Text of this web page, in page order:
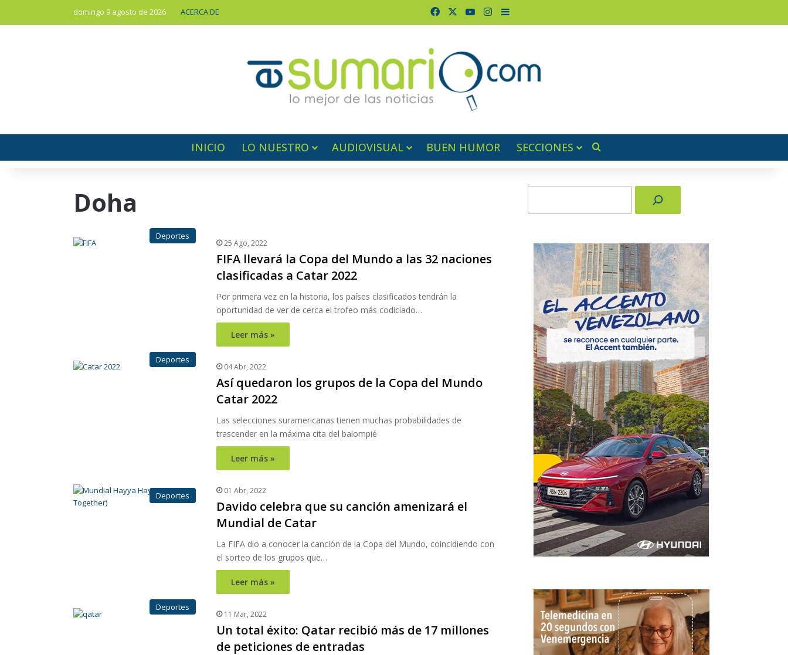
domingo 9 agosto de 2026 ACERCA DE FacebookYouTubeInstagram
Barra lateral
INICIO LO NUESTRO AUDIOVISUAL BUEN HUMOR SECCIONES
Doha
Deportes
25 Ago, 2022
FIFA llevará la Copa del Mundo a las 32 naciones
clasificadas a Catar 2022
Por primera vez en la historia, los países clasificados tendrán la
oportunidad de ver de cerca el trofeo más codiciado…
Leer más »
Deportes
04 Abr, 2022
Así quedaron los grupos de la Copa del Mundo
Catar 2022
Las selecciones suramericanas tienen muchas probabilidades de
trascender en la máxima cita del balompié
Leer más »
Deportes 01 Abr, 2022
Davido celebra que su canción amenizará el
Mundial de Catar
La FIFA dio a conocer la canción de la Copa del Mundo, coincidiendo con
el sorteo de los grupos que…
Leer más »
Deportes
11 Mar, 2022
Un total éxito: Qatar recibió más de 17 millones
de peticiones de entradas